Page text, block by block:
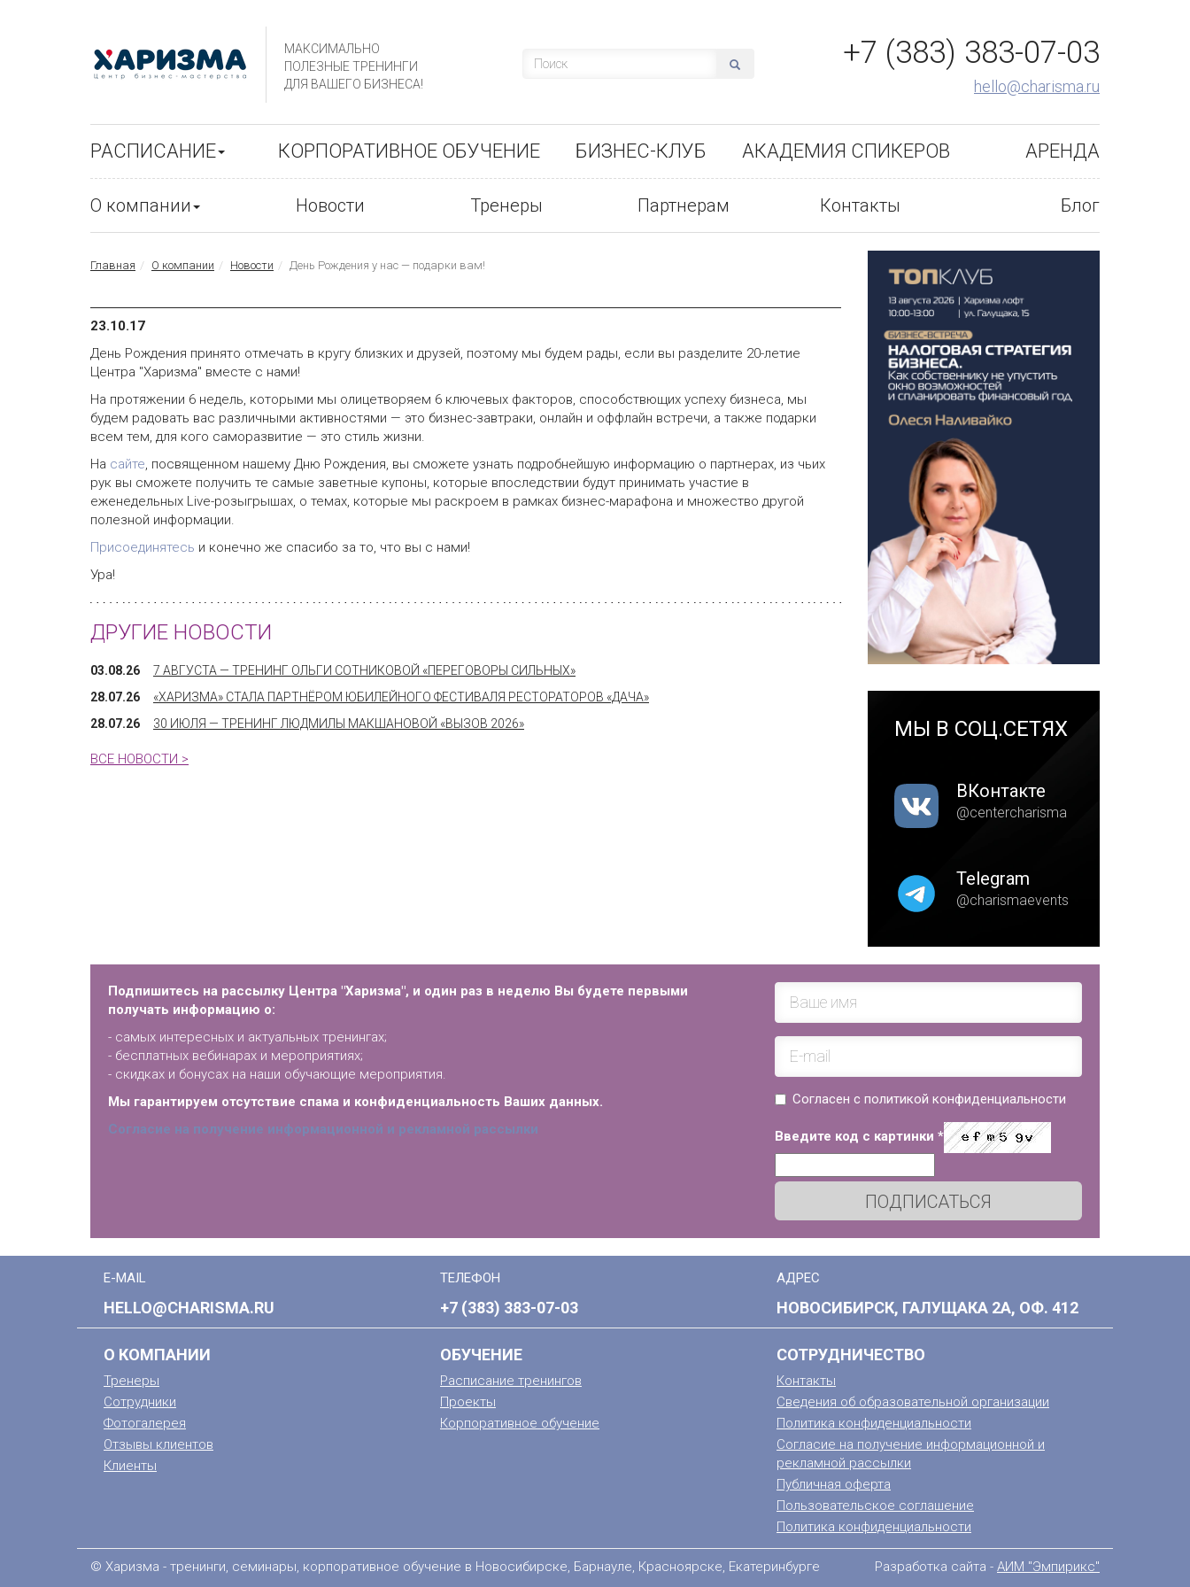
МАКСИМАЛЬНО
ПОЛЕЗНЫЕ ТРЕНИНГИ
ДЛЯ ВАШЕГО БИЗНЕСА!
+7 (383) 383-07-03
hello@charisma.ru
РАСПИСАНИЕ КОРПОРАТИВНОЕ ОБУЧЕНИЕ БИЗНЕС-КЛУБ АКАДЕМИЯ СПИКЕРОВ АРЕНДА
О компании Новости Тренеры Партнерам Контакты Блог
Главная О компании Новости День Рождения у нас — подарки вам!
23.10.17
День Рождения принято отмечать в кругу близких и друзей, поэтому мы будем рады, если вы разделите 20-летие
Центра "Харизма" вместе с нами!
На протяжении 6 недель, которыми мы олицетворяем 6 ключевых факторов, способствющих успеху бизнеса, мы
будем радовать вас различными активностями — это бизнес-завтраки, онлайн и оффлайн встречи, а также подарки
всем тем, для кого саморазвитие — это стиль жизни.
На сайте, посвященном нашему Дню Рождения, вы сможете узнать подробнейшую информацию о партнерах, из чьих
рук вы сможете получить те самые заветные купоны, которые впоследствии будут принимать участие в
еженедельных Live-розыгрышах, о темах, которые мы раскроем в рамках бизнес-марафона и множество другой
полезной информации.
Присоединятесь и конечно же спасибо за то, что вы с нами!
Ура!
ДРУГИЕ НОВОСТИ
03.08.26
7 АВГУСТА — ТРЕНИНГ ОЛЬГИ СОТНИКОВОЙ «ПЕРЕГОВОРЫ СИЛЬНЫХ»
28.07.26
«ХАРИЗМА» СТАЛА ПАРТНЁРОМ ЮБИЛЕЙНОГО ФЕСТИВАЛЯ РЕСТОРАТОРОВ «ДАЧА»
28.07.26
30 ИЮЛЯ — ТРЕНИНГ ЛЮДМИЛЫ МАКШАНОВОЙ «ВЫЗОВ 2026»
ВСЕ НОВОСТИ >
МЫ В СОЦ.СЕТЯХ
ВКонтакте
@centercharisma
Telegram
@charismaevents
Подпишитесь на рассылку Центра "Харизма", и один раз в неделю Вы будете первыми
получать информацию о:
- самых интересных и актуальных тренингах;
- бесплатных вебинарах и мероприятиях;
- скидках и бонусах на наши обучающие мероприятия.
Мы гарантируем отсутствие спама и конфиденциальность Ваших данных.
Согласие на получение информационной и рекламной рассылки
Согласен с политикой конфиденциальности
Введите код с картинки*
ПОДПИСАТЬСЯ
E-MAIL
HELLO@CHARISMA.RU
ТЕЛЕФОН
+7 (383) 383-07-03
АДРЕС
НОВОСИБИРСК, ГАЛУЩАКА 2А, ОФ. 412
О КОМПАНИИ
Тренеры
Сотрудники
Фотогалерея
Отзывы клиентов
Клиенты
ОБУЧЕНИЕ
Расписание тренингов
Проекты
Корпоративное обучение
СОТРУДНИЧЕСТВО
Контакты
Сведения об образовательной организации
Политика конфиденциальности
Согласие на получение информационной и
рекламной рассылки
Публичная оферта
Пользовательское соглашение
Политика конфиденциальности
Разработка сайта - АИМ "Эмпирикс"
© Харизма - тренинги, семинары, корпоративное обучение в Новосибирске, Барнауле, Красноярске, Екатеринбурге